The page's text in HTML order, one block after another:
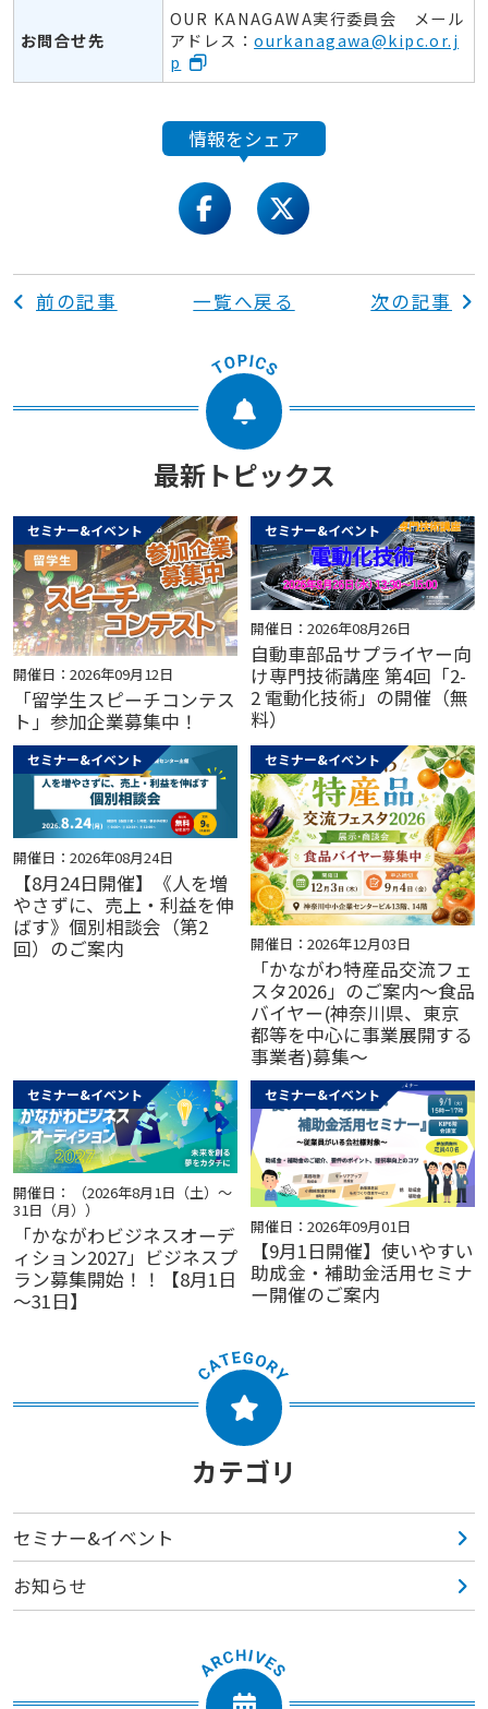
お問合せ先
OUR KANAGAWA実行委員会 メール
アドレス：ourkanagawa@kipc.or.j
p
情報をシェア
facebooktwitter
前の記事 一覧へ戻る 次の記事
最新トピックス
セミナー&イベント
開催日：2026年09月12日
「留学生スピーチコンテス
ト」参加企業募集中！
セミナー&イベント
開催日：2026年08月26日
自動車部品サプライヤー向
け専門技術講座 第4回「2-
2 電動化技術」の開催（無
料）
セミナー&イベント
開催日：2026年08月24日
【8月24日開催】《人を増
やさずに、売上・利益を伸
ばす》個別相談会（第2
回）のご案内
セミナー&イベント
開催日：2026年12月03日
「かながわ特産品交流フェ
スタ2026」のご案内～食品
バイヤー(神奈川県、東京
都等を中心に事業展開する
事業者)募集～
セミナー&イベント
開催日： （2026年8月1日（土）～
31日（月））
「かながわビジネスオーデ
ィション2027」ビジネスプ
ラン募集開始！！【8月1日
～31日】
セミナー&イベント
開催日：2026年09月01日
【9月1日開催】使いやすい
助成金・補助金活用セミナ
ー開催のご案内
カテゴリ
セミナー&イベント
お知らせ